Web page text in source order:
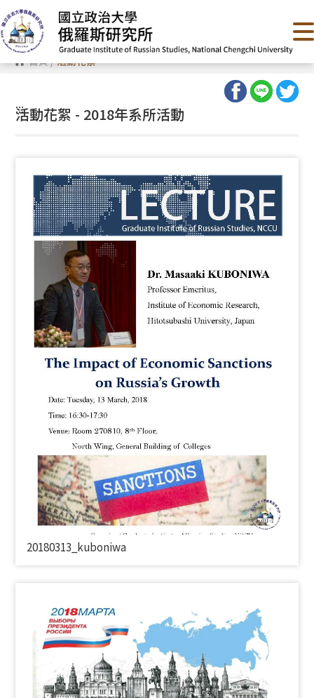
跳
到
主
要
內
容 首頁/活動花絮
:::
活動花絮 - 2018年系所活動
20180313_ kuboniwa